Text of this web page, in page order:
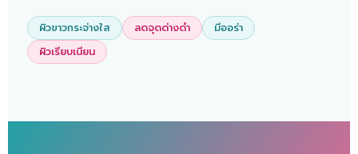
ผิวขาวกระจ่างใส ลดจุดด่างดำ
มีออร่า
ผิวเรียบเนียน